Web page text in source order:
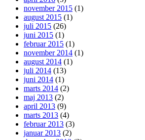
november 2015 (1)
august 2015 (1)
juli 2015 (26)
juni 2015 (1)
februar 2015 (1)
november 2014 (1)
august 2014 (1)
juli 2014 (13)
juni 2014 (1)
marts 2014 (2)
maj 2013 (2)
april 2013 (9)
marts 2013 (4)
februar 2013 (3)
januar 2013 (2)